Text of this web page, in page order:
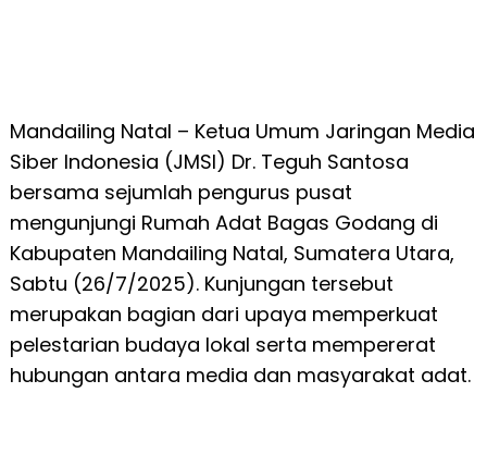
Mandailing Natal – Ketua Umum Jaringan Media
Siber Indonesia (JMSI) Dr. Teguh Santosa
bersama sejumlah pengurus pusat
mengunjungi Rumah Adat Bagas Godang di
Kabupaten Mandailing Natal, Sumatera Utara,
Sabtu (26/7/2025). Kunjungan tersebut
merupakan bagian dari upaya memperkuat
pelestarian budaya lokal serta mempererat
hubungan antara media dan masyarakat adat.